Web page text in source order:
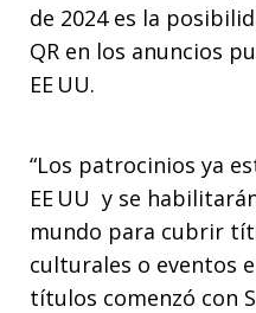
de 2024 es la
QR en los anuncios
EE UU.
“Los patrocinios ya
EE UU y se
mundo para cubrir
culturales o eventos
títulos comenzó con